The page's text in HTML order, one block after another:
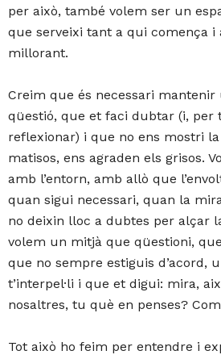
per això, també volem ser un
que serveixi tant a qui comença i
millorant.
Creim que és necessari
qüestió, que et faci dubtar (i, per
reflexionar) i que no ens mostri
matisos, ens agraden els grisos.
amb l’entorn, amb allò que
quan sigui necessari, quan la
no deixin lloc a dubtes per alçar
volem un mitjà que qüestioni,
que no sempre estiguis d’acord,
t’interpel·li i que et digui: mira,
nosaltres, tu què en penses?
Tot això ho feim per entendre i